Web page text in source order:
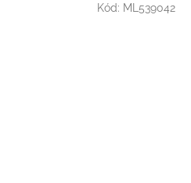
Kód: ML539042